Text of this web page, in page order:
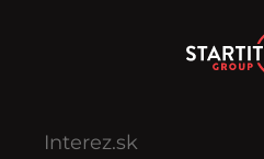
Interez.sk